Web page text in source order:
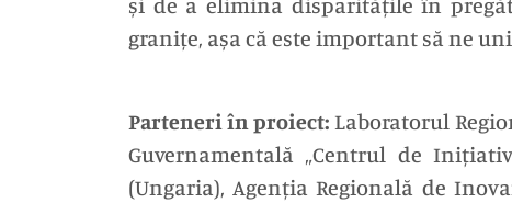
granițe, așa că este important să ne
Parteneri în proiect: Laboratorul
Guvernamentală „Centrul de
(Ungaria), Agenția Regională de